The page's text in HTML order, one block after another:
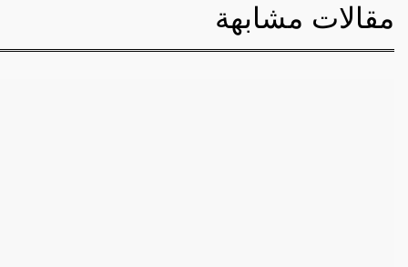
مقالات مشابهة